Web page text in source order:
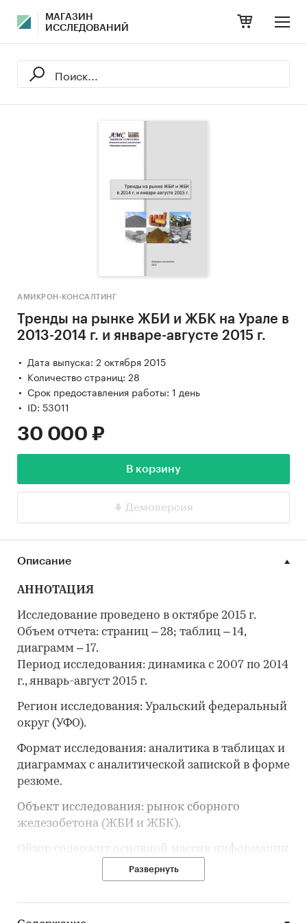
МАГАЗИН
ИССЛЕДОВАНИЙ
АМИКРОН-КОНСАЛТИНГ
Тренды на рынке ЖБИ и ЖБК на Урале в
2013-2014 г. и январе-августе 2015 г.
Дата выпуска: 2 октября 2015
Количество страниц: 28
Срок предоставления работы: 1 день
ID: 53011
30 000 ₽
В корзину
Демоверсия
Описание
АННОТАЦИЯ
Исследование проведено в октябре 2015 г.
Объем отчета: страниц – 28; таблиц – 14,
диаграмм – 17.
Период исследования: динамика с 2007 по 2014
г., январь-август 2015 г.
Регион исследования: Уральский федеральный
округ (УФО).
Формат исследования: аналитика в таблицах и
диаграммах с аналитической запиской в форме
резюме.
Объект исследования: рынок сборного
железобетона (ЖБИ и ЖБК).
Обзор содержит основной массив информации
о ситуации на рынке:
‒ объемы производства;
Развернуть